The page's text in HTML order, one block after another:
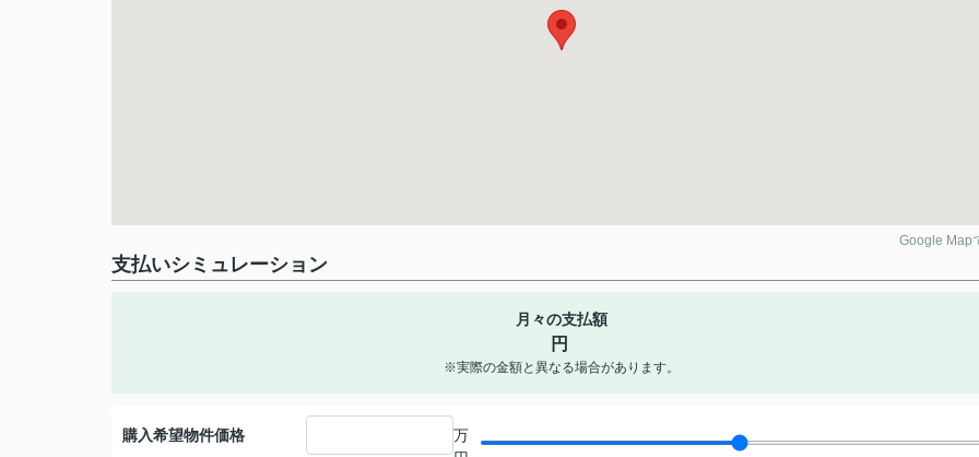
Google Map
支払いシミュレーション
月々の支払額
円
※実際の金額と異なる場合があります。
購入希望物件価格
万